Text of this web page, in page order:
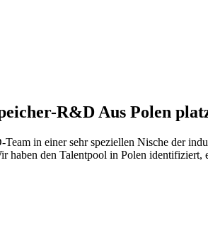
R&D Aus Polen
Team in einer sehr speziellen Nische der
haben den Talentpool in Polen